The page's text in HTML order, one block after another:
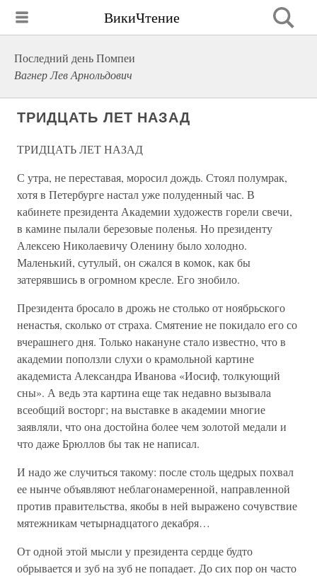
ВикиЧтение
Последний день Помпеи
Вагнер Лев Арнольдович
ТРИДЦАТЬ ЛЕТ НАЗАД
ТРИДЦАТЬ ЛЕТ НАЗАД
С утра, не переставая, моросил дождь. Стоял полумрак,
хотя в Петербурге настал уже полуденный час. В
кабинете президента Академии художеств горели свечи,
в камине пылали березовые поленья. Но президенту
Алексею Николаевичу Оленину было холодно.
Маленький, сутулый, он сжался в комок, как бы
затерявшись в огромном кресле. Его знобило.
Президента бросало в дрожь не столько от ноябрьского
ненастья, сколько от страха. Смятение не покидало его со
вчерашнего дня. Только накануне стало известно, что в
академии поползли слухи о крамольной картине
академиста Александра Иванова «Иосиф, толкующий
сны». А ведь эта картина еще так недавно вызывала
всеобщий восторг; на выставке в академии многие
заявляли, что она достойна более чем золотой медали и
что даже Брюллов бы так не написал.
И надо же случиться такому: после столь щедрых похвал
ее нынче объявляют неблагонамеренной, направленной
против правительства, якобы в ней выражено сочувствие
мятежникам четырнадцатого декабря…
От одной этой мысли у президента сердце будто
обрывается и зуб на зуб не попадает. До сих пор он часто